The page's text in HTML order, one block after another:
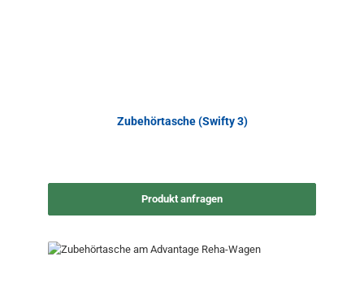
Zubehörtasche (Swifty 3)
Produkt anfragen